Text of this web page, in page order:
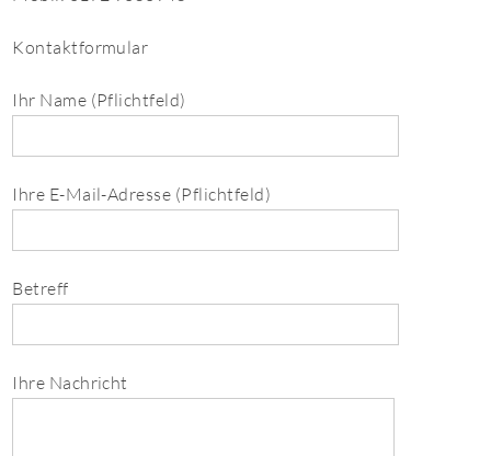
Kontaktformular
Ihr Name (Pflichtfeld)
Ihre E-Mail-Adresse (Pflichtfeld)
Betreff
Ihre Nachricht